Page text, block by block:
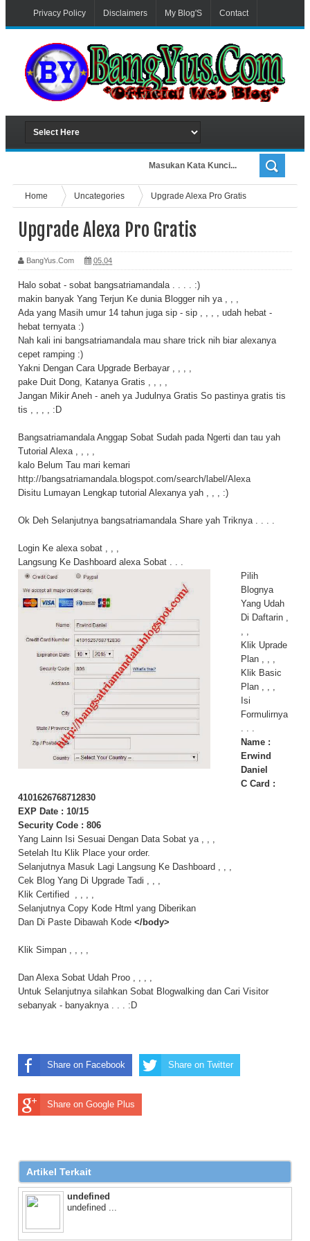
Privacy Policy Disclaimers My Blog'S Contact
Home Uncategories Upgrade Alexa Pro Gratis
Upgrade Alexa Pro Gratis
BangYus.Com 05.04
Halo sobat - sobat bangsatriamandala . . . . :)
makin banyak Yang Terjun Ke dunia Blogger nih ya , , ,
Ada yang Masih umur 14 tahun juga sip - sip , , , , udah hebat -
hebat ternyata :)
Nah kali ini bangsatriamandala mau share trick nih biar alexanya
cepet ramping :)
Yakni Dengan Cara Upgrade Berbayar , , , ,
pake Duit Dong, Katanya Gratis , , , ,
Jangan Mikir Aneh - aneh ya Judulnya Gratis So pastinya gratis tis
tis , , , , :D
Bangsatriamandala Anggap Sobat Sudah pada Ngerti dan tau yah
Tutorial Alexa , , , ,
kalo Belum Tau mari kemari
http://bangsatriamandala.blogspot.com/search/label/Alexa
Disitu Lumayan Lengkap tutorial Alexanya yah , , , :)
Ok Deh Selanjutnya bangsatriamandala Share yah Triknya . . . .
Login Ke alexa sobat , , ,
Langsung Ke Dashboard alexa Sobat . . .
Pilih
Blognya
Yang Udah
Di Daftarin ,
, ,
Klik Uprade
Plan , , ,
Klik Basic
Plan , , ,
Isi
Formulirnya
. . .
Name :
Erwind
Daniel
C Card :
4101626768712830
EXP Date : 10/15
Security Code : 806
Yang Lainn Isi Sesuai Dengan Data Sobat ya , , ,
Setelah Itu Klik Place your order.
Selanjutnya Masuk Lagi Langsung Ke Dashboard , , ,
Cek Blog Yang Di Upgrade Tadi , , ,
Klik Certified , , , ,
Selanjutnya Copy Kode Html yang Diberikan
Dan Di Paste Dibawah Kode </body>
Klik Simpan , , , ,
Dan Alexa Sobat Udah Proo , , , ,
Untuk Selanjutnya silahkan Sobat Blogwalking dan Cari Visitor
sebanyak - banyaknya . . . :D
Share on Facebook Share on Twitter
Share on Google Plus
Artikel Terkait
undefined
undefined ...